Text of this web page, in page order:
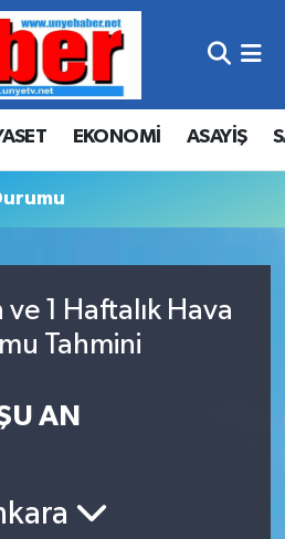
EKONOMİ ASAYİŞ
ve 1 Haftalık Hava
Tahmini
AN
ve Fikstür